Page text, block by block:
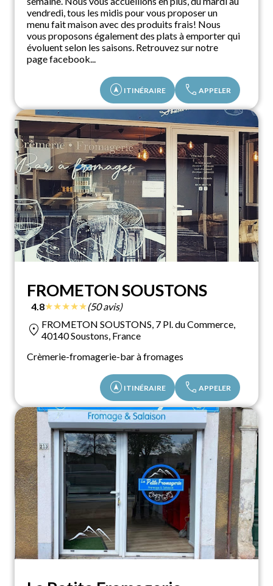
vendredi, tous les midis pour vous proposer un
menu fait maison avec des produits frais! Nous
vous proposons également des plats à emporter qui
évoluent selon les saisons. Retrouvez sur notre
page facebook...
assistant_navigation ITINÉRAIRE call APPELER
FROMETON SOUSTONS
4.8★★★★★(50 avis)
location_on FROMETON SOUSTONS, 7 Pl. du Commerce,
40140 Soustons, France
Crèmerie-fromagerie-bar à fromages
assistant_navigation ITINÉRAIRE call APPELER